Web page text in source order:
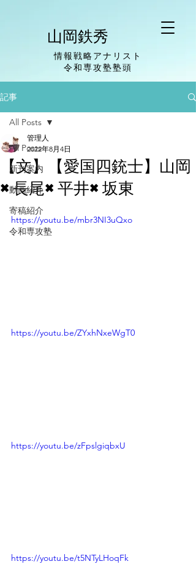
山岡鉄秀
情報戦略アナリスト
​令和専攻塾塾頭
記事
All Posts
新刊案内
動画紹介
寄稿紹介
令和専攻塾
All Posts
【文】【愛国四銃士】山岡
×長尾×平井×坂東
管理人
2022年8月4日
https://youtu.be/mbr3NI3uQxo
https://youtu.be/ZYxhNxeWgT0
https://youtu.be/zFpslgiqbxU
https://youtu.be/t5NTyLHoqFk